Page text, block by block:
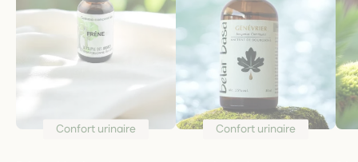
Confort urinaire Confort urinaire